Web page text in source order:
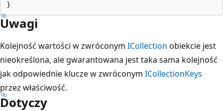
Uwagi
Kolejność wartości w zwróconym ICollection obiekcie jest
nieokreślona, ale gwarantowana jest taka sama kolejność
jak odpowiednie klucze w zwróconym ICollectionKeys
przez właściwość.
Dotyczy